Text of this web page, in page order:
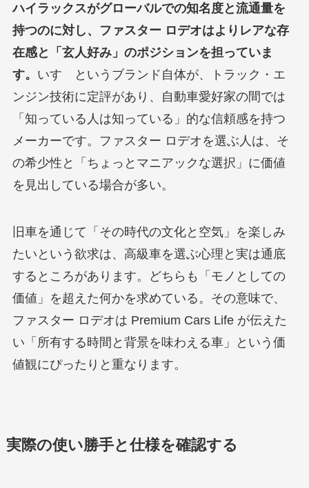
ハイラックスがグローバルでの知名度と流通量を
持つのに対し、ファスター ロデオはよりレアな存
在感と「玄人好み」のポジションを担っていま
す。 いすゞというブランド自体が、トラック・エ
ンジン技術に定評があり、自動車愛好家の間では
「知っている人は知っている」的な信頼感を持つ
メーカーです。ファスター ロデオを選ぶ人は、そ
の希少性と「ちょっとマニアックな選択」に価値
を見出している場合が多い。
旧車を通じて「その時代の文化と空気」を楽しみ
たいという欲求は、高級車を選ぶ心理と実は通底
するところがあります。どちらも「モノとしての
価値」を超えた何かを求めている。その意味で、
ファスター ロデオは Premium Cars Life が伝えた
い「所有する時間と背景を味わえる車」という価
値観にぴったりと重なります。
実際の使い勝手と仕様を確認する